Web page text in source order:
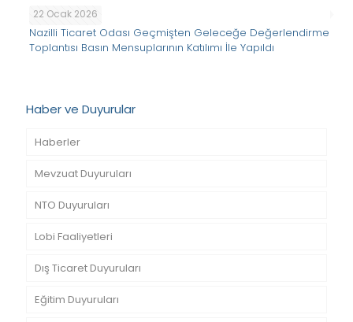
22 Ocak 2026
Nazilli Ticaret Odası Geçmişten Geleceğe Değerlendirme
Toplantısı Basın Mensuplarının Katılımı İle Yapıldı
Haber ve Duyurular
Haberler
Mevzuat Duyuruları
NTO Duyuruları
Lobi Faaliyetleri
Dış Ticaret Duyuruları
Eğitim Duyuruları